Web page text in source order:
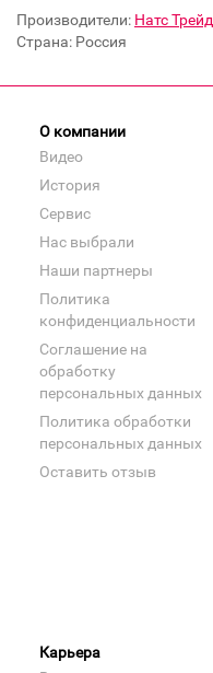
Производители: Натс Трейд
Страна: Россия
О компании
Видео
История
Сервис
Нас выбрали
Наши партнеры
Политика
конфиденциальности
Соглашение на
обработку
персональных данных
Политика обработки
персональных данных
Оставить отзыв
Карьера